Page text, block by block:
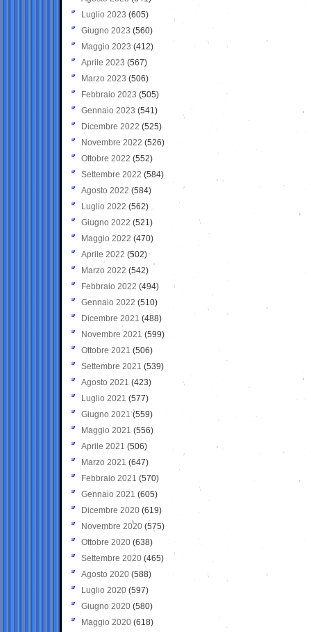
Luglio 2023 (605)
Giugno 2023 (560)
Maggio 2023 (412)
Aprile 2023 (567)
Marzo 2023 (506)
Febbraio 2023 (505)
Gennaio 2023 (541)
Dicembre 2022 (525)
Novembre 2022 (526)
Ottobre 2022 (552)
Settembre 2022 (584)
Agosto 2022 (584)
Luglio 2022 (562)
Giugno 2022 (521)
Maggio 2022 (470)
Aprile 2022 (502)
Marzo 2022 (542)
Febbraio 2022 (494)
Gennaio 2022 (510)
Dicembre 2021 (488)
Novembre 2021 (599)
Ottobre 2021 (506)
Settembre 2021 (539)
Agosto 2021 (423)
Luglio 2021 (577)
Giugno 2021(559)
Maggio 2021 (556)
Aprile 2021 (506)
Marzo 2021 (647)
Febbraio 2021 (570)
Gennaio 2021 (605)
Dicembre 2020 (619)
Novembre 2020 (575)
Ottobre 2020 (638)
Settembre 2020(465)
Agosto 2020 (588)
Luglio 2020 (597)
Giugno 2020 (580)
Maggio 2020 (618)